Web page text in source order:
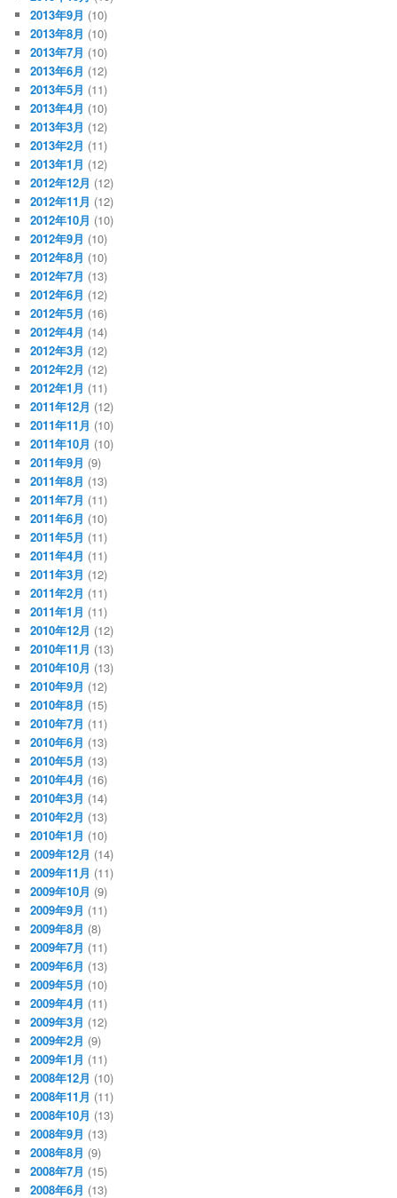
2013年9月 (10)
2013年8月 (10)
2013年7月 (10)
2013年6月 (12)
2013年5月 (11)
2013年4月 (10)
2013年3月 (12)
2013年2月 (11)
2013年1月 (12)
2012年12月 (12)
2012年11月 (12)
2012年10月 (10)
2012年9月 (10)
2012年8月 (10)
2012年7月 (13)
2012年6月 (12)
2012年5月 (16)
2012年4月 (14)
2012年3月 (12)
2012年2月 (12)
2012年1月 (11)
2011年12月 (12)
2011年11月 (10)
2011年10月 (10)
2011年9月 (9)
2011年8月 (13)
2011年7月 (11)
2011年6月 (10)
2011年5月 (11)
2011年4月 (11)
2011年3月 (12)
2011年2月 (11)
2011年1月 (11)
2010年12月 (12)
2010年11月 (13)
2010年10月 (13)
2010年9月 (12)
2010年8月 (15)
2010年7月 (11)
2010年6月 (13)
2010年5月 (13)
2010年4月 (16)
2010年3月 (14)
2010年2月 (13)
2010年1月 (10)
2009年12月 (14)
2009年11月 (11)
2009年10月 (9)
2009年9月 (11)
2009年8月 (8)
2009年7月 (11)
2009年6月 (13)
2009年5月 (10)
2009年4月 (11)
2009年3月 (12)
2009年2月 (9)
2009年1月 (11)
2008年12月 (10)
2008年11月 (11)
2008年10月 (13)
2008年9月 (13)
2008年8月 (9)
2008年7月 (15)
2008年6月 (13)